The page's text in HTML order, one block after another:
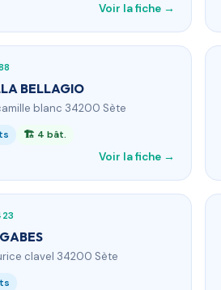
Voir la fiche →
BELLAGIO
camille blanc 34200 Sète
🏗 4 bât.
Voir la fiche →
clavel 34200 Sète